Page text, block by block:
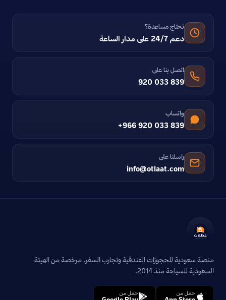
تحتاج مساعدة؟
دعم 24/7 على مدار الساعة
اتصل بنا على
920 033 839
واتساب
+966 920 033 839
راسلنا على
info@otlaat.com
منصة سعودية للحجوزات الفندقية وتجارب السفر. مرخصة من الهيئة
السعودية للسياحة منذ 2014.
حمّل من حمّل من